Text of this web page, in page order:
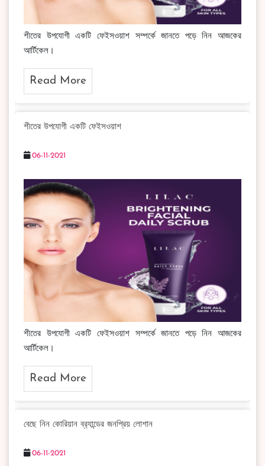
শীতের উপযোগী একটি ফেইসওয়াশ সম্পর্কে জানতে পড়ে নিন আজকের
আর্টিকেল।
Read More
শীতের উপযোগী একটি ফেইসওয়াশ
06-11-2021
শীতের উপযোগী একটি ফেইসওয়াশ সম্পর্কে জানতে পড়ে নিন আজকের
আর্টিকেল।
Read More
বেছে নিন কোরিয়ান ব্র‍্যান্ডের জনপ্রিয় লোশান
06-11-2021